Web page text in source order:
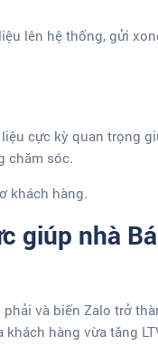
lên hệ thống, gửi
cực kỳ quan trọng
chăm sóc.
khách hàng.
giúp nhà
và biến Zalo trở
hàng vừa tăng